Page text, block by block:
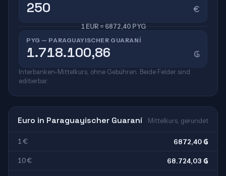
€
1 EUR = 6872,40 PYG
PYG — PARAGUAYISCHER GUARANÍ
₲
Interbanken-Mittelkurs, ohne Gebühren. Beide Felder sind
editierbar.
Euro in Paraguayischer Guaraní Mittelkurs, gerundet
1 € 6872,40 ₲
10 € 68.724,03 ₲